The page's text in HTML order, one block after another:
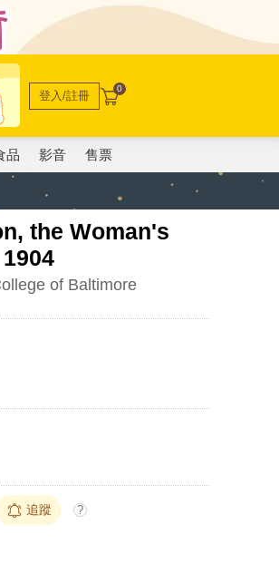
登入/註冊 0
品 影音 售票
the Woman's
of Baltimore
追蹤 ?